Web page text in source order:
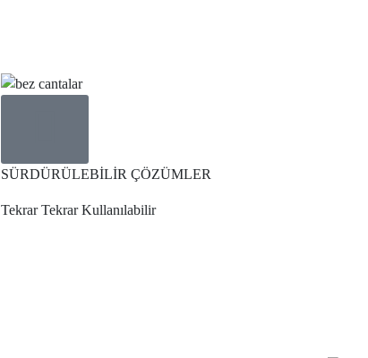
SÜRDÜRÜLEBİLİR ÇÖZÜMLER
Tekrar TekrarKullanılabilir